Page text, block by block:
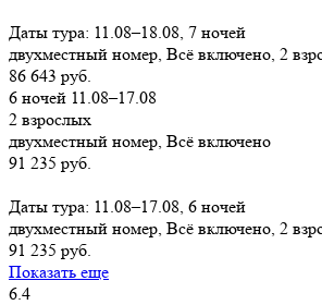
Даты тура: 11.08–18.08, 7 ночей
двухместный номер, Всё включено, 2
86 643 руб.
6 ночей 11.08–17.08
2 взрослых
двухместный номер, Всё включено
91 235 руб.
Даты тура: 11.08–17.08, 6 ночей
двухместный номер, Всё включено, 2
91 235 руб.
Показать еще
6.4